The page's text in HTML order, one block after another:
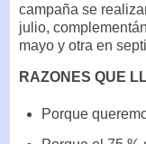
campaña se
julio,
mayo y otra en
RAZONES QUE
Porque